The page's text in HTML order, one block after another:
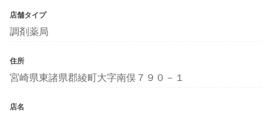
店舗タイプ
調剤薬局
住所
宮崎県東諸県郡綾町大字南俣７９０－１
店名